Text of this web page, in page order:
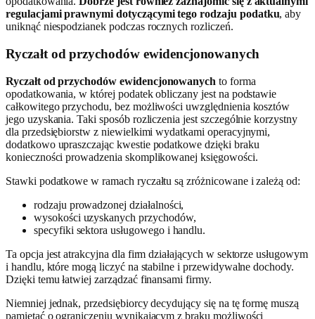
regulacjami prawnymi dotyczącymi tego rodzaju podatku, aby
uniknąć niespodzianek podczas rocznych rozliczeń.
Ryczałt od przychodów ewidencjonowanych
Ryczałt od przychodów ewidencjonowanych to forma
opodatkowania, w której podatek obliczany jest na podstawie
całkowitego przychodu, bez możliwości uwzględnienia kosztów
jego uzyskania. Taki sposób rozliczenia jest szczególnie korzystny
dla przedsiębiorstw z niewielkimi wydatkami operacyjnymi,
dodatkowo upraszczając kwestie podatkowe dzięki braku
konieczności prowadzenia skomplikowanej księgowości.
Stawki podatkowe w ramach ryczałtu są zróżnicowane i zależą od:
rodzaju prowadzonej działalności,
wysokości uzyskanych przychodów,
specyfiki sektora usługowego i handlu.
Ta opcja jest atrakcyjna dla firm działających w sektorze usługowym
i handlu, które mogą liczyć na stabilne i przewidywalne dochody.
Dzięki temu łatwiej zarządzać finansami firmy.
Niemniej jednak, przedsiębiorcy decydujący się na tę formę muszą
pamiętać o ograniczeniu wynikającym z braku możliwości